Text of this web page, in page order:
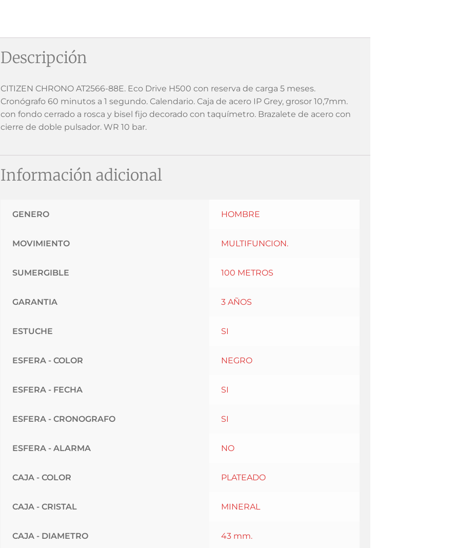
Descripción
CITIZEN CHRONO AT2566-88E. Eco Drive H500 con reserva de carga 5 meses.
Cronógrafo 60 minutos a 1 segundo. Calendario. Caja de acero IP Grey, grosor 10,7mm.
con fondo cerrado a rosca y bisel fijo decorado con taquímetro. Brazalete de acero con
cierre de doble pulsador. WR 10 bar.
Información adicional
GENERO HOMBRE
MOVIMIENTO MULTIFUNCION.
SUMERGIBLE 100 METROS
GARANTIA 3 AÑOS
ESTUCHE SI
ESFERA - COLOR NEGRO
ESFERA - FECHA SI
ESFERA - CRONOGRAFO SI
ESFERA - ALARMA NO
CAJA - COLOR PLATEADO
CAJA - CRISTAL MINERAL
CAJA - DIAMETRO 43 mm.